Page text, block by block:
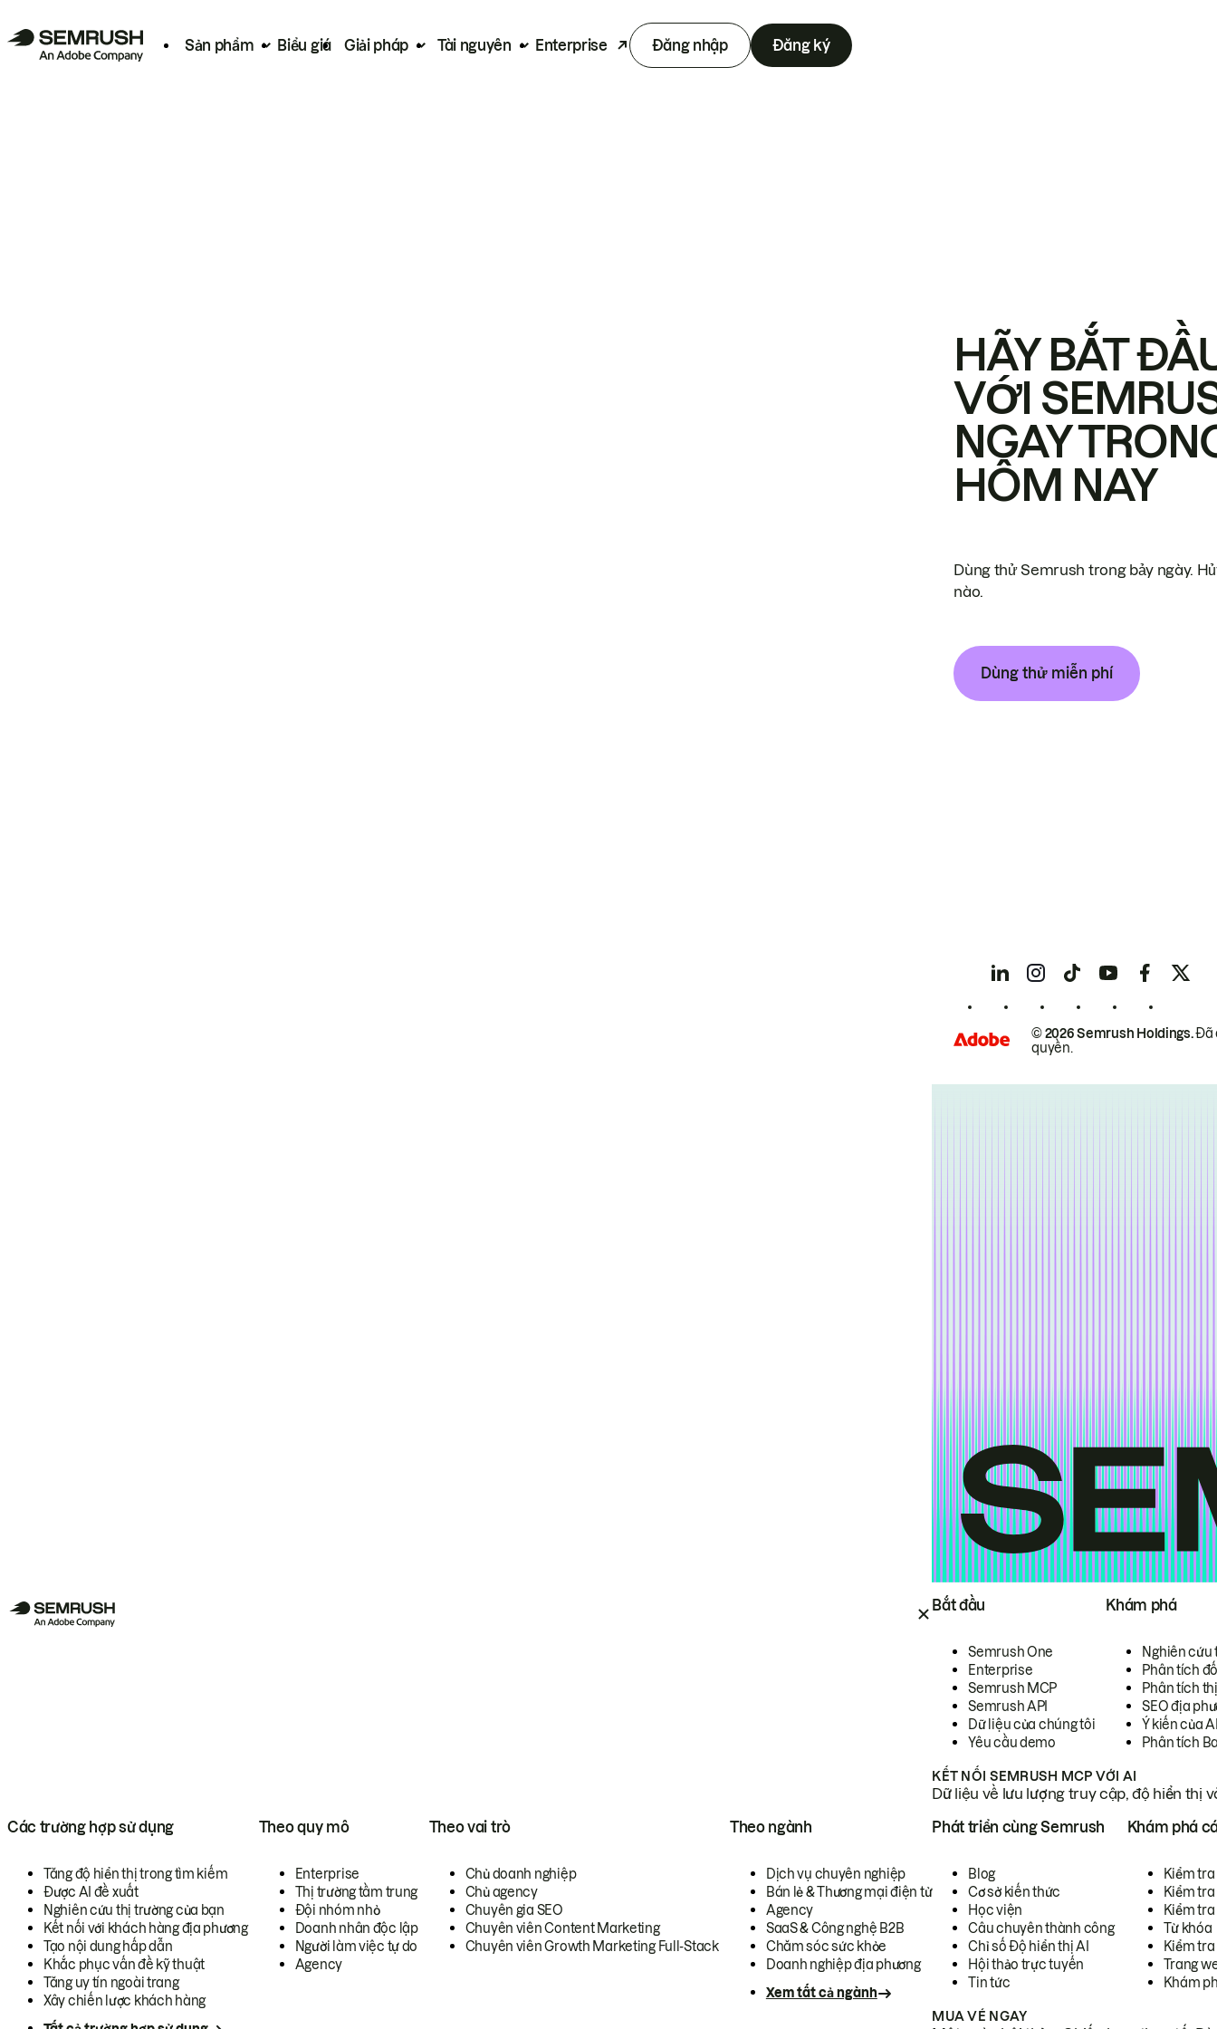
Sản phẩm Biểu giá Giải pháp Tài nguyên Enterprise Đăng nhập Đăng ký
Bắt đầu
Semrush One
Enterprise
Semrush MCP
Semrush API
Dữ liệu của chúng tôi
Yêu cầu demo
Khám phá
Nghiên cứu
Phân tích
Phân tích
SEO địa
Ý kiến của
Phân tích
KẾT NỐI SEMRUSH MCP VỚI AI
Dữ liệu về lưu lượng truy cập, độ hiển thị
Các trường hợp sử dụng
Tăng độ hiển thị trong tìm kiếm
Được AI đề xuất
Nghiên cứu thị trường của bạn
Kết nối với khách hàng địa phương
Tạo nội dung hấp dẫn
Khắc phục vấn đề kỹ thuật
Tăng uy tín ngoài trang
Xây chiến lược khách hàng
Theo quy mô
Enterprise
Thị trường tầm trung
Đội nhóm nhỏ
Doanh nhân độc lập
Người làm việc tự do
Agency
Theo vai trò
Chủ doanh nghiệp
Chủ agency
Chuyên gia SEO
Chuyên viên Content Marketing
Chuyên viên Growth Marketing Full-Stack
Theo ngành
Dịch vụ chuyên nghiệp
Bán lẻ & Thương mại điện tử
Agency
SaaS & Công nghệ B2B
Chăm sóc sức khỏe
Doanh nghiệp địa phương
Xem tất cả ngành
Phát triển cùng Semrush
Blog
Cơ sở kiến thức
Học viện
Câu chuyên thành công
Chỉ số Độ hiển thị AI
Hội thảo trực tuyến
Tin tức
Khám phá
Kiểm
Kiểm tra
Kiểm
Từ khóa
Kiểm
Trang
Khám
MUA VÉ NGAY
HÃY BẮT
VỚI
NGAY
HÔM NAY
Dùng thử Semrush trong bảy ngày.
nào.
Dùng thử miễn phí
© 2026 Semrush Holdings.Đã
quyền.